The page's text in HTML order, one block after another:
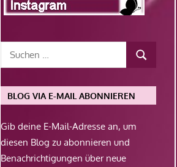
BLOG VIA E-MAIL ABONNIEREN
Gib deine E-Mail-Adresse an, um
diesen Blog zu abonnieren und
Benachrichtigungen über neue